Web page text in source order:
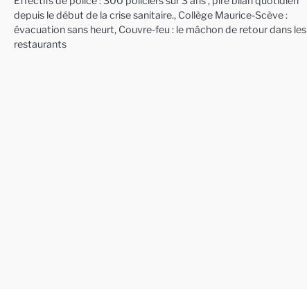
depuis le début de la crise sanitaire., Collège Maurice-Scève :
évacuation sans heurt, Couvre-feu : le mâchon de retour dans les
restaurants